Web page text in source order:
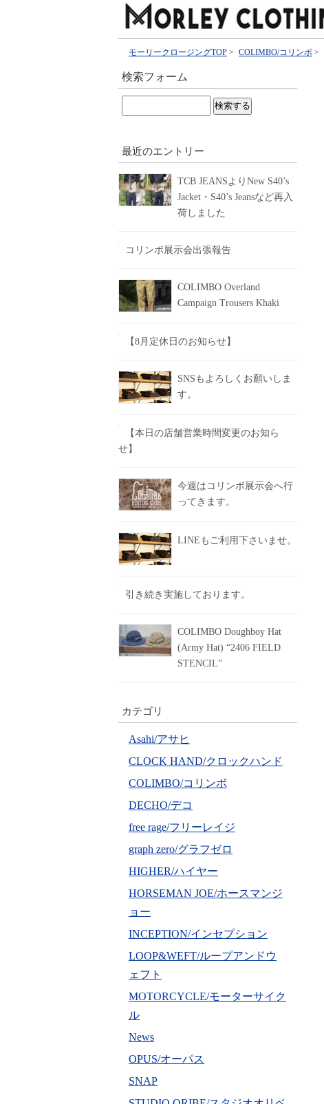
モーリークロージングTOP > COLIMBO/コリンボ >
検索フォーム
最近のエントリー
TCB JEANSよりNew S40’s
Jacket・S40’s Jeansなど再入
荷しました
コリンボ展示会出張報告
COLIMBO Overland
Campaign Trousers Khaki
【8月定休日のお知らせ】
SNSもよろしくお願いしま
す。
【本日の店舗営業時間変更のお知ら
せ】
今週はコリンボ展示会へ行
ってきます。
LINEもご利用下さいませ。
引き続き実施しております。
COLIMBO Doughboy Hat
(Army Hat) “2406 FIELD
STENCIL”
カテゴリ
Asahi/アサヒ
CLOCK HAND/クロックハンド
COLIMBO/コリンボ
DECHO/デコ
free rage/フリーレイジ
graph zero/グラフゼロ
HIGHER/ハイヤー
HORSEMAN JOE/ホースマンジ
ョー
INCEPTION/インセプション
LOOP&WEFT/ループアンドウ
ェフト
MOTORCYCLE/モーターサイク
ル
News
OPUS/オーパス
SNAP